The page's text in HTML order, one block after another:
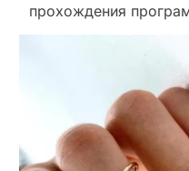
прохождения